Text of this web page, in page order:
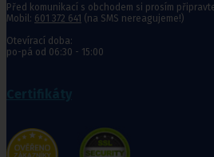
Před komunikací s obchodem si prosím
Mobil: 601 372 641 (na SMS nereagujeme!)
Otevírací doba:
po-pá od 06:30 - 15:00